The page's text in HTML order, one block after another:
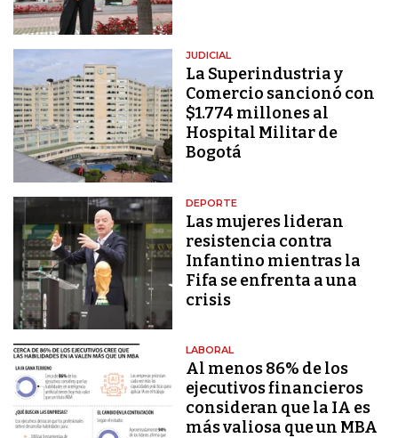
JUDICIAL
La Superindustria y
Comercio sancionó con
$1.774 millones al
Hospital Militar de
Bogotá
DEPORTE
Las mujeres lideran
resistencia contra
Infantino mientras la
Fifa se enfrenta a una
crisis
LABORAL
Al menos 86% de los
ejecutivos financieros
consideran que la IA es
más valiosa que un MBA